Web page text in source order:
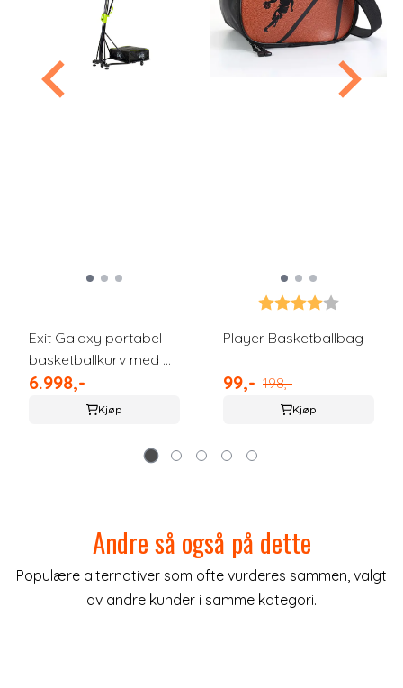
Exit Galaxy portabel
basketballkurv med ...
6.998,-
Kjøp
Karakter:
Player Basketballbag
99,- 198,-
Kjøp
Andre så også på dette
Populære alternativer som ofte vurderes sammen, valgt
av andre kunder i samme kategori.